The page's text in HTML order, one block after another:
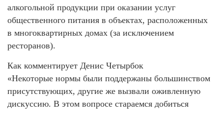
алкогольной продукции при оказании услуг
общественного питания в объектах, расположенных
в многоквартирных домах (за исключением
ресторанов).
Как комментирует Денис Четырбок
«Некоторые нормы были поддержаны большинством
присутствующих, другие же вызвали оживленную
дискуссию. В этом вопросе стараемся добиться